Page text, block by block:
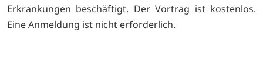
Erkrankungen beschäftigt. Der Vortrag ist kostenlos.
Eine Anmeldung ist nicht erforderlich.